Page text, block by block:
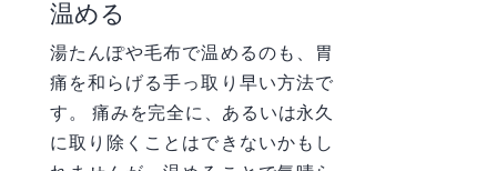
温める
湯たんぽや毛布で温めるのも、胃
痛を和らげる手っ取り早い方法で
す。 痛みを完全に、あるいは永久
に取り除くことはできないかもし